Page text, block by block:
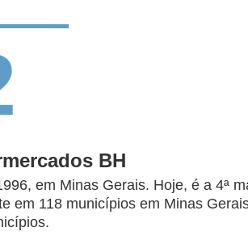
BH
em Minas Gerais. Hoje, é a 4ª
em 118 municípios em Minas